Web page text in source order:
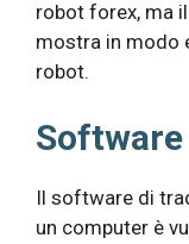
robot forex, ma
mostra in modo
robot.
Il software di
un computer è